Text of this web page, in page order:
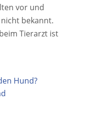
vor und
bekannt.
Tierarzt ist
Hund?